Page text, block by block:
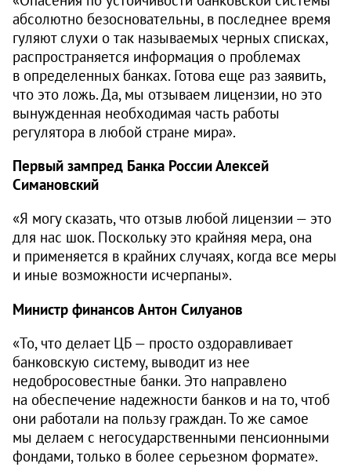
абсолютно безосновательны, в последнее время
гуляют слухи о так называемых черных списках,
распространяется информация о проблемах
в определенных банках. Готова еще раз заявить,
что это ложь. Да, мы отзываем лицензии, но это
вынужденная необходимая часть работы
регулятора в любой стране мира».
Первый зампред Банка России Алексей
Симановский
«Я могу сказать, что отзыв любой лицензии — это
для нас шок. Поскольку это крайняя мера, она
и применяется в крайних случаях, когда все меры
и иные возможности исчерпаны».
Министр финансов Антон Силуанов
«То, что делает ЦБ — просто оздоравливает
банковскую систему, выводит из нее
недобросовестные банки. Это направлено
на обеспечение надежности банков и на то, чтоб
они работали на пользу граждан. То же самое
мы делаем с негосударственными пенсионными
фондами, только в более серьезном формате».